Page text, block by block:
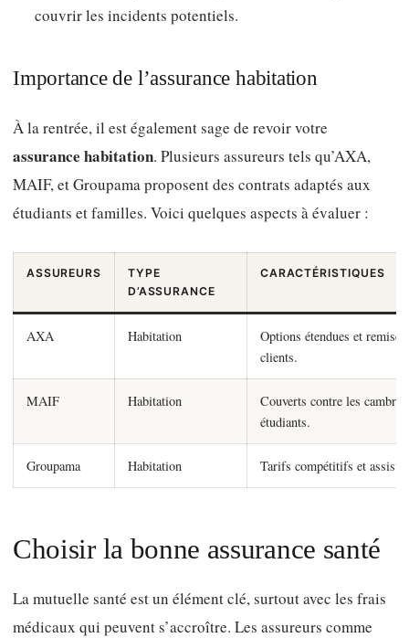
couvrir les incidents potentiels.
Importance de l’assurance habitation
À la rentrée, il est également sage de revoir votre
assurance habitation. Plusieurs assureurs tels qu’AXA,
MAIF, et Groupama proposent des contrats adaptés aux
étudiants et familles. Voici quelques aspects à évaluer :
ASSUREURS
TYPE
D’ASSURANCE
CARACTÉRISTIQUES
AXA Habitation
Options étendues et
clients.
MAIF Habitation
Couverts contre les
étudiants.
Groupama Habitation Tarifs compétitifs et
Choisir la bonne assurance santé
La mutuelle santé est un élément clé, surtout avec les frais
médicaux qui peuvent s’accroître. Les assureurs comme